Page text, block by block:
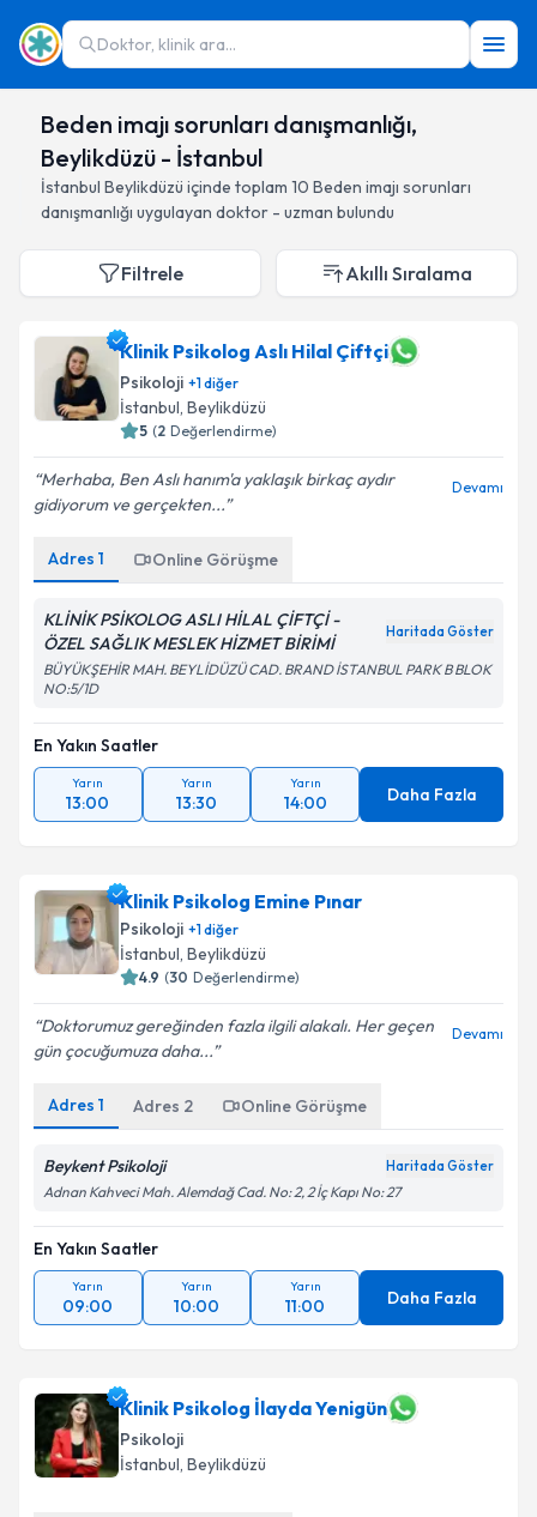
Doktor, klinik ara...
Beden imajı sorunları danışmanlığı,
Beylikdüzü - İstanbul
İstanbul Beylikdüzü içinde toplam 10 Beden imajı sorunları
danışmanlığı uygulayan doktor - uzman bulundu
Filtrele Akıllı Sıralama
Klinik Psikolog Aslı Hilal Çiftçi
Psikoloji +1diğer
İstanbul, Beylikdüzü
5 (2 Değerlendirme)
Merhaba, Ben Aslı hanım'a yaklaşık birkaç aydır
gidiyorum ve gerçekten...
Devamı
Adres 1 Online Görüşme
KLİNİK PSİKOLOG ASLI HİLAL ÇİFTÇİ -
ÖZEL SAĞLIK MESLEK HİZMET BİRİMİ
Haritada Göster
BÜYÜKŞEHİR MAH. BEYLİDÜZÜ CAD. BRAND İSTANBUL PARK B BLOK
NO:5/1D
En Yakın Saatler
Yarın
13:00
Yarın
13:30
Yarın
14:00 Daha Fazla
Klinik Psikolog Emine Pınar
Psikoloji +1diğer
İstanbul, Beylikdüzü
4.9 (30 Değerlendirme)
Doktorumuz gereğinden fazla ilgili alakalı. Her geçen
gün çocuğumuza daha...
Devamı
Adres 1 Adres 2 Online Görüşme
Beykent Psikoloji Haritada Göster
Adnan Kahveci Mah. Alemdağ Cad. No: 2, 2 İç Kapı No: 27
En Yakın Saatler
Yarın
09:00
Yarın
10:00
Yarın
11:00 Daha Fazla
Klinik Psikolog İlayda Yenigün
Psikoloji
İstanbul, Beylikdüzü